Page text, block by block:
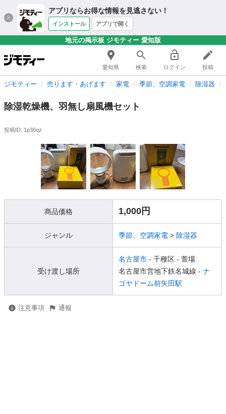
アプリならお得な情報を見逃さない！
インストール アプリで開く
地元の掲示板 ジモティー 愛知版
愛知県 検索 ログイン 投稿
ジモティー 売ります・あげます 家電 季節、空調家電 除湿器
除湿乾燥機、羽無し扇風機セット
投稿ID: 1p36qz
商品価格 1,000円
ジャンル 季節、空調家電 > 除湿器
受け渡し場所
名古屋市 - 千種区 - 萱場
名古屋市営地下鉄名城線 - ナ
ゴヤドーム前矢田駅
注意事項 通報